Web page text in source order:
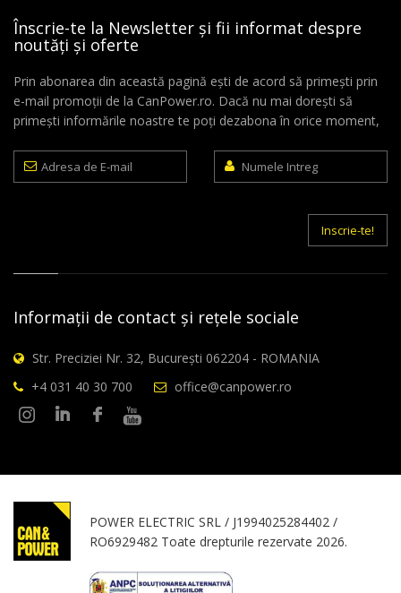
Înscrie-te la Newsletter și fii informat despre
noutăți și oferte
Prin abonarea din această pagină ești de acord să primești prin
e-mail promoții de la CanPower.ro. Dacă nu mai dorești să
primești informările noastre te poți dezabona în orice moment,
Adresa
de
Numele
Intreg
Inscrie-te!
Informații de contact și rețele sociale
Str. Preciziei Nr. 32, București 062204 - ROMANIA
+4 031 40 30 700
office@canpower.ro
POWER ELECTRIC SRL / J1994025284402 /
RO6929482 Toate drepturile rezervate 2026.